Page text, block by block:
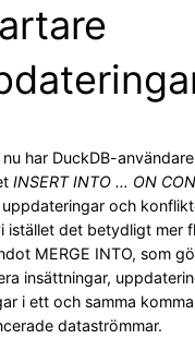
nu har DuckDB-
INSERT INTO … ON
uppdateringar och
istället det betydligt mer
MERGE INTO, som
insättningar,
i ett och samma
dataströmmar.